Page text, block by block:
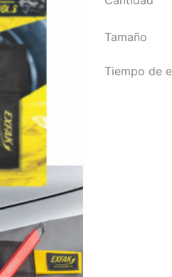
Tamaño
Tiempo de